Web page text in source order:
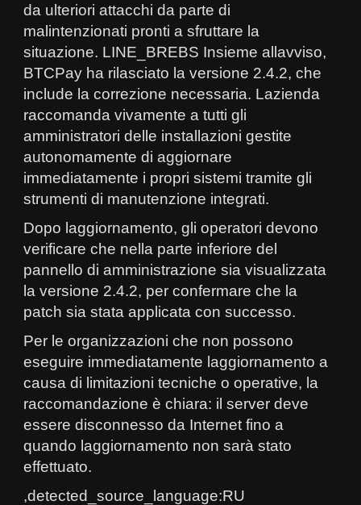
da ulteriori attacchi da parte di
malintenzionati pronti a sfruttare la
situazione. LINE_BREBS Insieme allavviso,
BTCPay ha rilasciato la versione 2.4.2, che
include la correzione necessaria. Lazienda
raccomanda vivamente a tutti gli
amministratori delle installazioni gestite
autonomamente di aggiornare
immediatamente i propri sistemi tramite gli
strumenti di manutenzione integrati.
Dopo laggiornamento, gli operatori devono
verificare che nella parte inferiore del
pannello di amministrazione sia visualizzata
la versione 2.4.2, per confermare che la
patch sia stata applicata con successo.
Per le organizzazioni che non possono
eseguire immediatamente laggiornamento a
causa di limitazioni tecniche o operative, la
raccomandazione è chiara: il server deve
essere disconnesso da Internet fino a
quando laggiornamento non sarà stato
effettuato.
,detected_source_language:RU